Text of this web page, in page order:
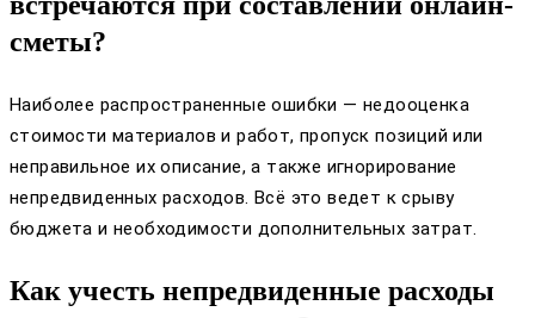
сметы?
Наиболее распространенные ошибки — недооценка
стоимости материалов и работ, пропуск позиций или
неправильное их описание, а также игнорирование
непредвиденных расходов. Всё это ведет к срыву
бюджета и необходимости дополнительных затрат.
Как учесть непредвиденные расходы